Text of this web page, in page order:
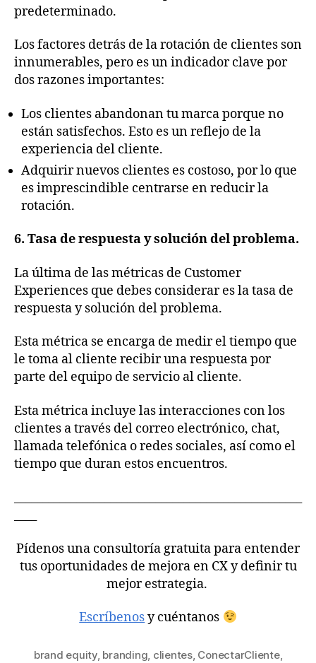
predeterminado.
Los factores detrás de la rotación de clientes son
innumerables, pero es un indicador clave por
dos razones importantes:
Los clientes abandonan tu marca porque no
están satisfechos. Esto es un reflejo de la
experiencia del cliente.
Adquirir nuevos clientes es costoso, por lo que
es imprescindible centrarse en reducir la
rotación.
6. Tasa de respuesta y solución del problema.
La última de las métricas de Customer
Experiences que debes considerar es la tasa de
respuesta y solución del problema.
Esta métrica se encarga de medir el tiempo que
le toma al cliente recibir una respuesta por
parte del equipo de servicio al cliente.
Esta métrica incluye las interacciones con los
clientes a través del correo electrónico, chat,
llamada telefónica o redes sociales, así como el
tiempo que duran estos encuentros.
Pídenos una consultoría gratuita para entender
tus oportunidades de mejora en CX y definir tu
mejor estrategia.
Escríbenosy cuéntanos
brand equity, branding, clientes, ConectarCliente,